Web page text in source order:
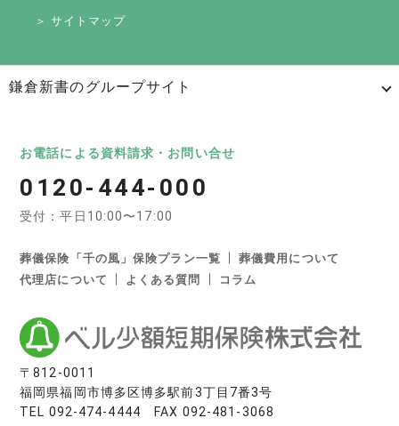
＞ サイトマップ
鎌倉新書のグループサイト
いいお墓 Life.（ライフドット） いいお墓-永代供養墓版
いいお墓-ペット霊園版 樹木葬なび
寺院墓地.com 優良墓石・石材店ガイド
お墓の引越し＆墓じまいくん
いい葬儀 いいお坊さん
日本最大級の仏壇仏具総合サイト「いい仏壇」
いい仏壇
お電話による資料請求・お問い合せ
0120-444-000
受付：平日10:00〜17:00
葬儀保険「千の風」保険プラン一覧
葬儀費用について
代理店について
よくある質問 コラム
〒812-0011
福岡県福岡市博多区博多駅前3丁目7番3号
TEL 092-474-4444 FAX 092-481-3068